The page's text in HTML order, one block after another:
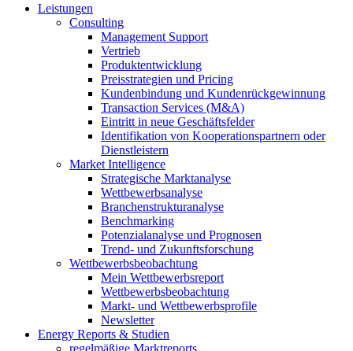
Leistungen
Consulting
Management Support
Vertrieb
Produktentwicklung
Preisstrategien und Pricing
Kundenbindung und Kundenrückgewinnung
Transaction Services (M&A)
Eintritt in neue Geschäftsfelder
Identifikation von Kooperationspartnern oder
Dienstleistern
Market Intelligence
Strategische Marktanalyse
Wettbewerbsanalyse
Branchenstrukturanalyse
Benchmarking
Potenzialanalyse und Prognosen
Trend- und Zukunftsforschung
Wettbewerbs­beobachtung
Mein Wettbewerbsreport
Wettbewerbsbeobachtung
Markt- und Wettbewerbsprofile
Newsletter
Energy Reports & Studien
regelmäßige Marktreports